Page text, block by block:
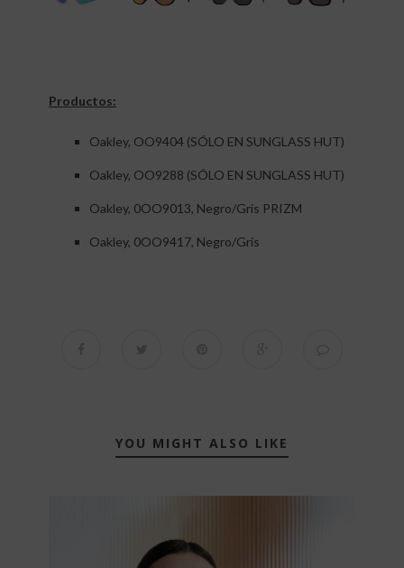
Productos:
Oakley, OO9404 (SÓLO EN SUNGLASS HUT)
Oakley, OO9288 (SÓLO EN SUNGLASS HUT)
Oakley, 0OO9013, Negro/Gris PRIZM
Oakley, 0OO9417, Negro/Gris
YOU MIGHT ALSO LIKE